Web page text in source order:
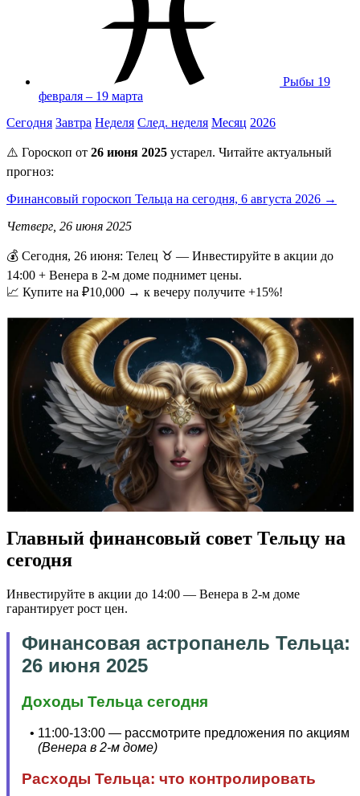
Рыбы 19
февраля – 19 марта
Сегодня Завтра Неделя След. неделя Месяц 2026
⚠️ Гороскоп от 26 июня 2025 устарел. Читайте актуальный
прогноз:
Финансовый гороскоп Тельца на сегодня, 6 августа 2026 →
Четверг, 26 июня 2025
💰 Сегодня, 26 июня: Телец ♉ — Инвестируйте в акции до
14:00 + Венера в 2-м доме поднимет цены.
📈 Купите на ₽10,000 → к вечеру получите +15%!
Главный финансовый совет Тельцу на
сегодня
Инвестируйте в акции до 14:00 — Венера в 2-м доме
гарантирует рост цен.
Финансовая астропанель Тельца:
26 июня 2025
Доходы Тельца сегодня
11:00-13:00 — рассмотрите предложения по акциям
(Венера в 2-м доме)
Расходы Тельца: что контролировать